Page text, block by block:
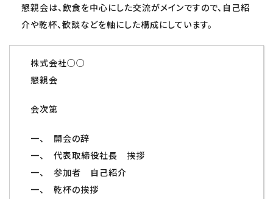
懇親会は、飲食を中心にした交流がメインですので、自己紹
介や乾杯、歓談などを軸にした構成にしています。
株式会社○○
懇親会
会次第
一、 開会の辞
一、 代表取締役社長 挨拶
一、 参加者 自己紹介
一、 乾杯の挨拶